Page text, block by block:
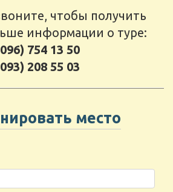
чтобы получить
информации о туре:
754 13 50
208 55 03
место